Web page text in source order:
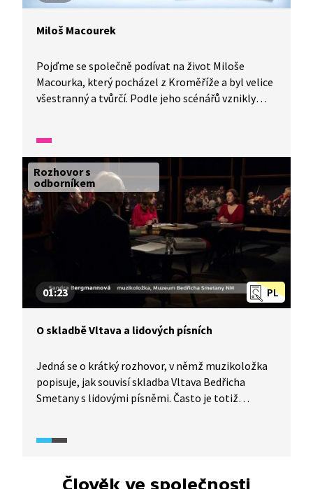
Miloš Macourek
Pojďme se společně podívat na život Miloše
Macourka, který pocházel z Kroměříže a byl velice
všestranný a tvůrčí. Podle jeho scénářů vznikly
spolupracoval s režiséry Oldřichem Lipským
a Václavem Vorlíčkem. Jeho tvorba pro děti je
velmi oblíbená a pestrá. Věnoval se také
animovanému filmu, nejznámější je jeho
večerníček Mach a Šebestová, který vytvořil
s výtvarníkem Adolfem Bornem.
Rozhovor s
odborníkem
PL
01:23
O skladbě Vltava a lidových písních
Jedná se o krátký rozhovor, v němž muzikoložka
popisuje, jak souvisí skladba Vltava Bedřicha
Smetany s lidovými písněmi. Často je totiž
opravdu tak?
Člověk ve společnosti